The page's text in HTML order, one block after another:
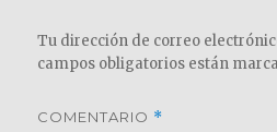
Tu dirección de correo
campos obligatorios están
COMENTARIO *